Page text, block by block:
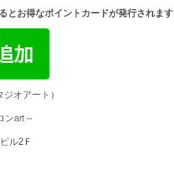
とお得なポイントカードが発行されます
オアート）
ンart～
ル2Ｆ